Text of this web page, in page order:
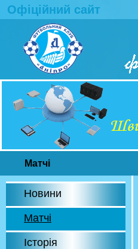
Офіційний сайт
Матчі
Новини
Матчі
Історія